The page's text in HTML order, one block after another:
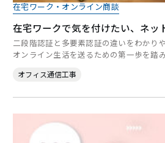
在宅ワーク・オンライン商談
在宅ワークで気を付けたい、ネッ
二段階認証と多要素認証の違いをわかり
オンライン生活を送るための第一歩を踏
オフィス通信工事